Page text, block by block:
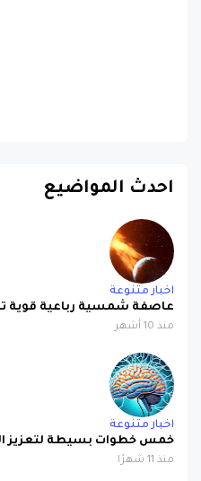
احدث المواضيع
اخبار متنوعة
عاصفة شمسية رباعية قوية
منذ 10 أشهر
اخبار متنوعة
خمس خطوات بسيطة لتعزيز
منذ 11 شهرًا